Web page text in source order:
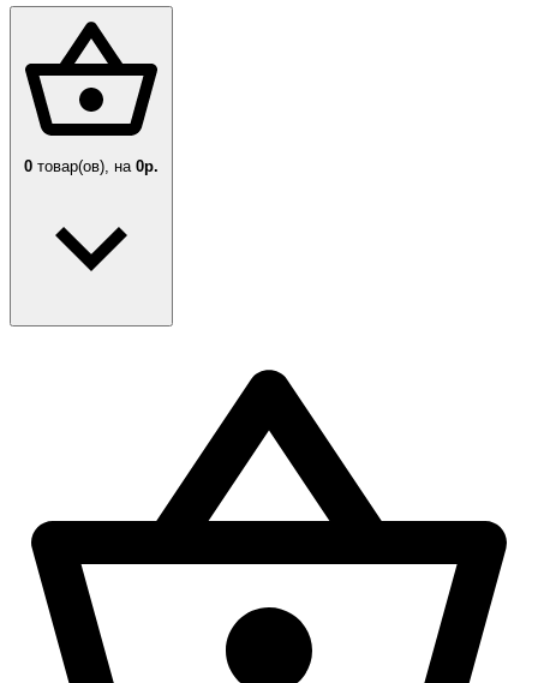
0 товар(ов), на 0р.